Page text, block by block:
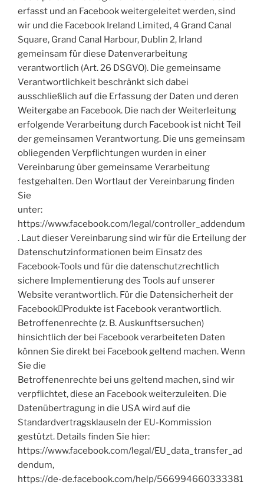
erfasst und an Facebook weitergeleitet werden, sind
wir und die Facebook Ireland Limited, 4 Grand Canal
Square, Grand Canal Harbour, Dublin 2, Irland
gemeinsam für diese Datenverarbeitung
verantwortlich (Art. 26 DSGVO). Die gemeinsame
Verantwortlichkeit beschränkt sich dabei
ausschließlich auf die Erfassung der Daten und deren
Weitergabe an Facebook. Die nach der Weiterleitung
erfolgende Verarbeitung durch Facebook ist nicht Teil
der gemeinsamen Verantwortung. Die uns gemeinsam
obliegenden Verpflichtungen wurden in einer
Vereinbarung über gemeinsame Verarbeitung
festgehalten. Den Wortlaut der Vereinbarung finden
Sie
unter:
https://www.facebook.com/legal/controller_addendum
. Laut dieser Vereinbarung sind wir für die Erteilung der
Datenschutzinformationen beim Einsatz des
Facebook-Tools und für die datenschutzrechtlich
sichere Implementierung des Tools auf unserer
Website verantwortlich. Für die Datensicherheit der
Facebook￾Produkte ist Facebook verantwortlich.
Betroffenenrechte (z. B. Auskunftsersuchen)
hinsichtlich der bei Facebook verarbeiteten Daten
können Sie direkt bei Facebook geltend machen. Wenn
Sie die
Betroffenenrechte bei uns geltend machen, sind wir
verpflichtet, diese an Facebook weiterzuleiten. Die
Datenübertragung in die USA wird auf die
Standardvertragsklauseln der EU-Kommission
gestützt. Details finden Sie hier:
https://www.facebook.com/legal/EU_data_transfer_ad
dendum,
https://de-de.facebook.com/help/566994660333381